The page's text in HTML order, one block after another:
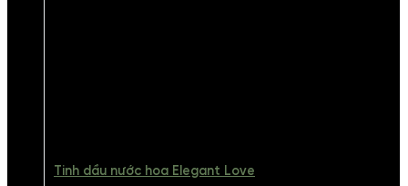
Tinh dầu nước hoa Elegant Love